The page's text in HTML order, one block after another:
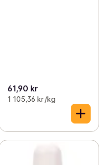
61,90 kr
1 105,36 kr /kg